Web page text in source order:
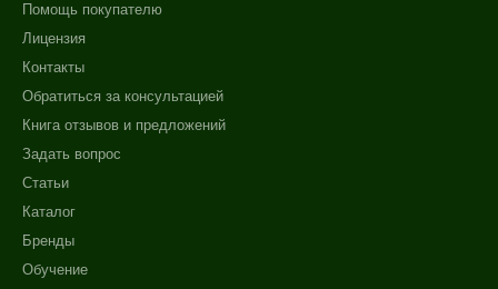
Помощь покупателю
Лицензия
Контакты
Обратиться за консультацией
Книга отзывов и предложений
Задать вопрос
Статьи
Каталог
Бренды
Обучение